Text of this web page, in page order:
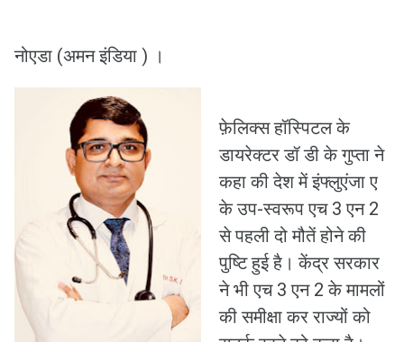
नोएडा (अमन इंडिया ) ।
फ़ेलिक्स हॉस्पिटल के
डायरेक्टर डॉ डी के गुप्ता ने
कहा की देश में इंफ्लुएंजा ए
के उप-स्वरूप एच 3 एन 2
से पहली दो मौतें होने की
पुष्टि हुई है। केंद्र सरकार
ने भी एच 3 एन 2 के मामलों
की समीक्षा कर राज्यों को